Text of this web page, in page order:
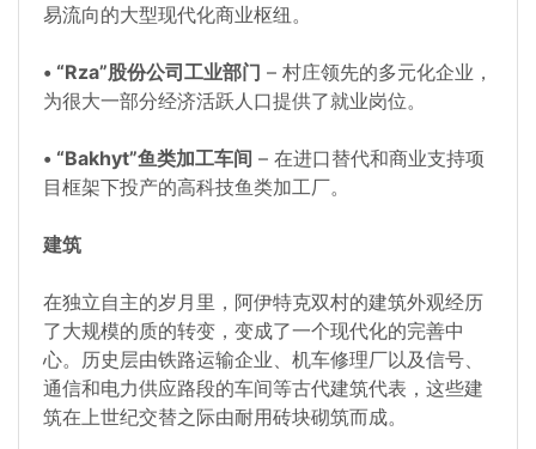
易流向的大型现代化商业枢纽。
• “Rza”股份公司工业部门 – 村庄领先的多元化企业，
为很大一部分经济活跃人口提供了就业岗位。
• “Bakhyt”鱼类加工车间 – 在进口替代和商业支持项
目框架下投产的高科技鱼类加工厂。
建筑
在独立自主的岁月里，阿伊特克双村的建筑外观经历
了大规模的质的转变，变成了一个现代化的完善中
心。历史层由铁路运输企业、机车修理厂以及信号、
通信和电力供应路段的车间等古代建筑代表，这些建
筑在上世纪交替之际由耐用砖块砌筑而成。